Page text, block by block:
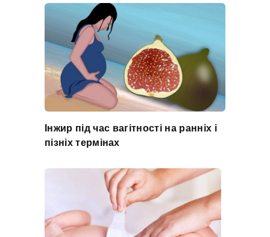
Інжир під час вагітності на ранніх і
пізніх термінах